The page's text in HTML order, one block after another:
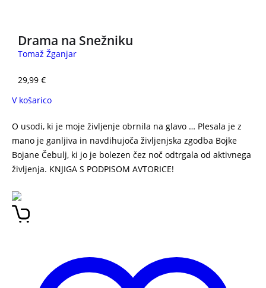
Drama na Snežniku
Tomaž Žganjar
29,99 €
V košarico
O usodi, ki je moje življenje obrnila na glavo … Plesala je z
mano je ganljiva in navdihujoča življenjska zgodba Bojke
Bojane Čebulj, ki jo je bolezen čez noč odtrgala od aktivnega
življenja. KNJIGA S PODPISOM AVTORICE!